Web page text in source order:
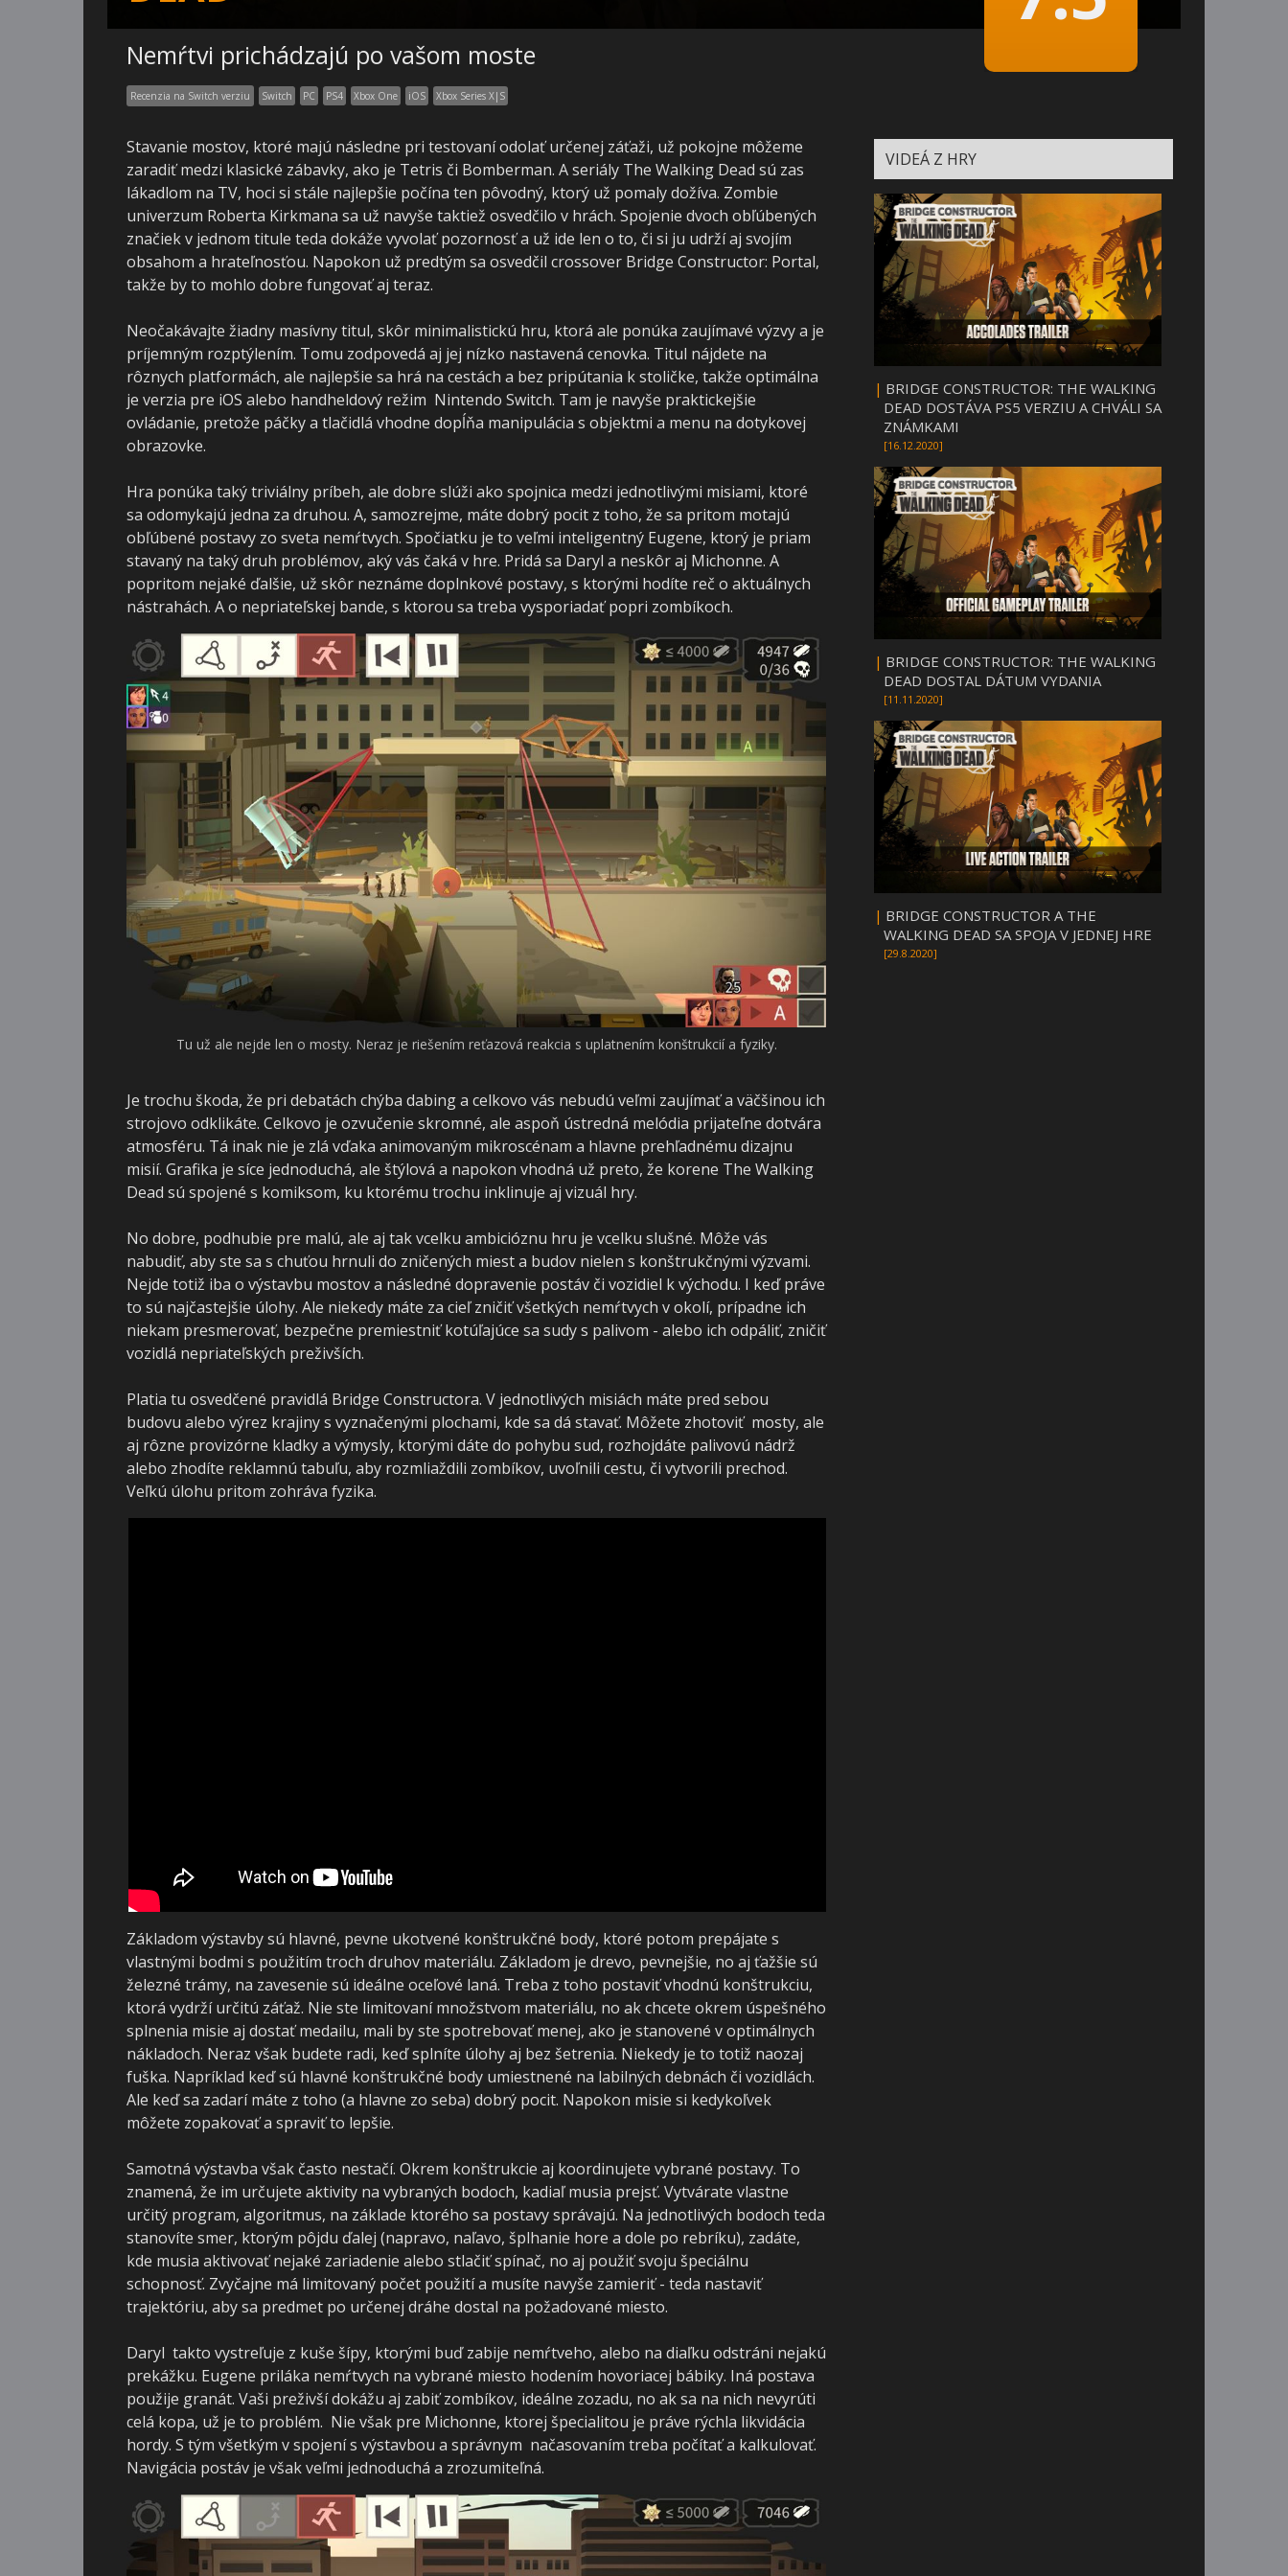
Nemŕtvi prichádzajú po vašom moste
Recenzia na Switch verziu Switch PC PS4 Xbox One iOS Xbox Series X|S
Stavanie mostov, ktoré majú následne pri testovaní odolať určenej záťaži, už pokojne môžeme
zaradiť medzi klasické zábavky, ako je Tetris či Bomberman. A seriály The Walking Dead sú zas
lákadlom na TV, hoci si stále najlepšie počína ten pôvodný, ktorý už pomaly dožíva. Zombie
univerzum Roberta Kirkmana sa už navyše taktiež osvedčilo v hrách. Spojenie dvoch obľúbených
značiek v jednom titule teda dokáže vyvolať pozornosť a už ide len o to, či si ju udrží aj svojím
obsahom a hrateľnosťou. Napokon už predtým sa osvedčil crossover Bridge Constructor: Portal,
takže by to mohlo dobre fungovať aj teraz.
Neočakávajte žiadny masívny titul, skôr minimalistickú hru, ktorá ale ponúka zaujímavé výzvy a je
príjemným rozptýlením. Tomu zodpovedá aj jej nízko nastavená cenovka. Titul nájdete na
rôznych platformách, ale najlepšie sa hrá na cestách a bez pripútania k stoličke, takže optimálna
je verzia pre iOS alebo handheldový režim Nintendo Switch. Tam je navyše praktickejšie
ovládanie, pretože páčky a tlačidlá vhodne dopĺňa manipulácia s objektmi a menu na dotykovej
obrazovke.
Hra ponúka taký triviálny príbeh, ale dobre slúži ako spojnica medzi jednotlivými misiami, ktoré
sa odomykajú jedna za druhou. A, samozrejme, máte dobrý pocit z toho, že sa pritom motajú
obľúbené postavy zo sveta nemŕtvych. Spočiatku je to veľmi inteligentný Eugene, ktorý je priam
stavaný na taký druh problémov, aký vás čaká v hre. Pridá sa Daryl a neskôr aj Michonne. A
popritom nejaké ďalšie, už skôr neznáme doplnkové postavy, s ktorými hodíte reč o aktuálnych
nástrahách. A o nepriateľskej bande, s ktorou sa treba vysporiadať popri zombíkoch.
Tu už ale nejde len o mosty. Neraz je riešením reťazová reakcia s uplatnením konštrukcií a fyziky.
Je trochu škoda, že pri debatách chýba dabing a celkovo vás nebudú veľmi zaujímať a väčšinou ich
strojovo odklikáte. Celkovo je ozvučenie skromné, ale aspoň ústredná melódia prijateľne dotvára
atmosféru. Tá inak nie je zlá vďaka animovaným mikroscénam a hlavne prehľadnému dizajnu
misií. Grafika je síce jednoduchá, ale štýlová a napokon vhodná už preto, že korene The Walking
Dead sú spojené s komiksom, ku ktorému trochu inklinuje aj vizuál hry.
No dobre, podhubie pre malú, ale aj tak vcelku ambicióznu hru je vcelku slušné. Môže vás
nabudiť, aby ste sa s chuťou hrnuli do zničených miest a budov nielen s konštrukčnými výzvami.
Nejde totiž iba o výstavbu mostov a následné dopravenie postáv či vozidiel k východu. I keď práve
to sú najčastejšie úlohy. Ale niekedy máte za cieľ zničiť všetkých nemŕtvych v okolí, prípadne ich
niekam presmerovať, bezpečne premiestniť kotúľajúce sa sudy s palivom - alebo ich odpáliť, zničiť
vozidlá nepriateľských preživších.
Platia tu osvedčené pravidlá Bridge Constructora. V jednotlivých misiách máte pred sebou
budovu alebo výrez krajiny s vyznačenými plochami, kde sa dá stavať. Môžete zhotoviť mosty, ale
aj rôzne provizórne kladky a výmysly, ktorými dáte do pohybu sud, rozhojdáte palivovú nádrž
alebo zhodíte reklamnú tabuľu, aby rozmliaždili zombíkov, uvoľnili cestu, či vytvorili prechod.
Veľkú úlohu pritom zohráva fyzika.
Základom výstavby sú hlavné, pevne ukotvené konštrukčné body, ktoré potom prepájate s
vlastnými bodmi s použitím troch druhov materiálu. Základom je drevo, pevnejšie, no aj ťažšie sú
železné trámy, na zavesenie sú ideálne oceľové laná. Treba z toho postaviť vhodnú konštrukciu,
ktorá vydrží určitú záťaž. Nie ste limitovaní množstvom materiálu, no ak chcete okrem úspešného
splnenia misie aj dostať medailu, mali by ste spotrebovať menej, ako je stanovené v optimálnych
nákladoch. Neraz však budete radi, keď splníte úlohy aj bez šetrenia. Niekedy je to totiž naozaj
fuška. Napríklad keď sú hlavné konštrukčné body umiestnené na labilných debnách či vozidlách.
Ale keď sa zadarí máte z toho (a hlavne zo seba) dobrý pocit. Napokon misie si kedykoľvek
môžete zopakovať a spraviť to lepšie.
Samotná výstavba však často nestačí. Okrem konštrukcie aj koordinujete vybrané postavy. To
znamená, že im určujete aktivity na vybraných bodoch, kadiaľ musia prejsť. Vytvárate vlastne
určitý program, algoritmus, na základe ktorého sa postavy správajú. Na jednotlivých bodoch teda
stanovíte smer, ktorým pôjdu ďalej (napravo, naľavo, šplhanie hore a dole po rebríku), zadáte,
kde musia aktivovať nejaké zariadenie alebo stlačiť spínač, no aj použiť svoju špeciálnu
schopnosť. Zvyčajne má limitovaný počet použití a musíte navyše zamieriť - teda nastaviť
trajektóriu, aby sa predmet po určenej dráhe dostal na požadované miesto.
Daryl takto vystreľuje z kuše šípy, ktorými buď zabije nemŕtveho, alebo na diaľku odstráni nejakú
prekážku. Eugene priláka nemŕtvych na vybrané miesto hodením hovoriacej bábiky. Iná postava
použije granát. Vaši preživší dokážu aj zabiť zombíkov, ideálne zozadu, no ak sa na nich nevyrúti
celá kopa, už je to problém. Nie však pre Michonne, ktorej špecialitou je práve rýchla likvidácia
hordy. S tým všetkým v spojení s výstavbou a správnym načasovaním treba počítať a kalkulovať.
Navigácia postáv je však veľmi jednoduchá a zrozumiteľná.
VIDEÁ Z HRY
| BRIDGE CONSTRUCTOR: THE WALKING
DEAD DOSTÁVA PS5 VERZIU A CHVÁLI SA
ZNÁMKAMI
[16.12.2020]
| BRIDGE CONSTRUCTOR: THE WALKING
DEAD DOSTAL DÁTUM VYDANIA
[11.11.2020]
| BRIDGE CONSTRUCTOR A THE
WALKING DEAD SA SPOJA V JEDNEJ HRE
[29.8.2020]